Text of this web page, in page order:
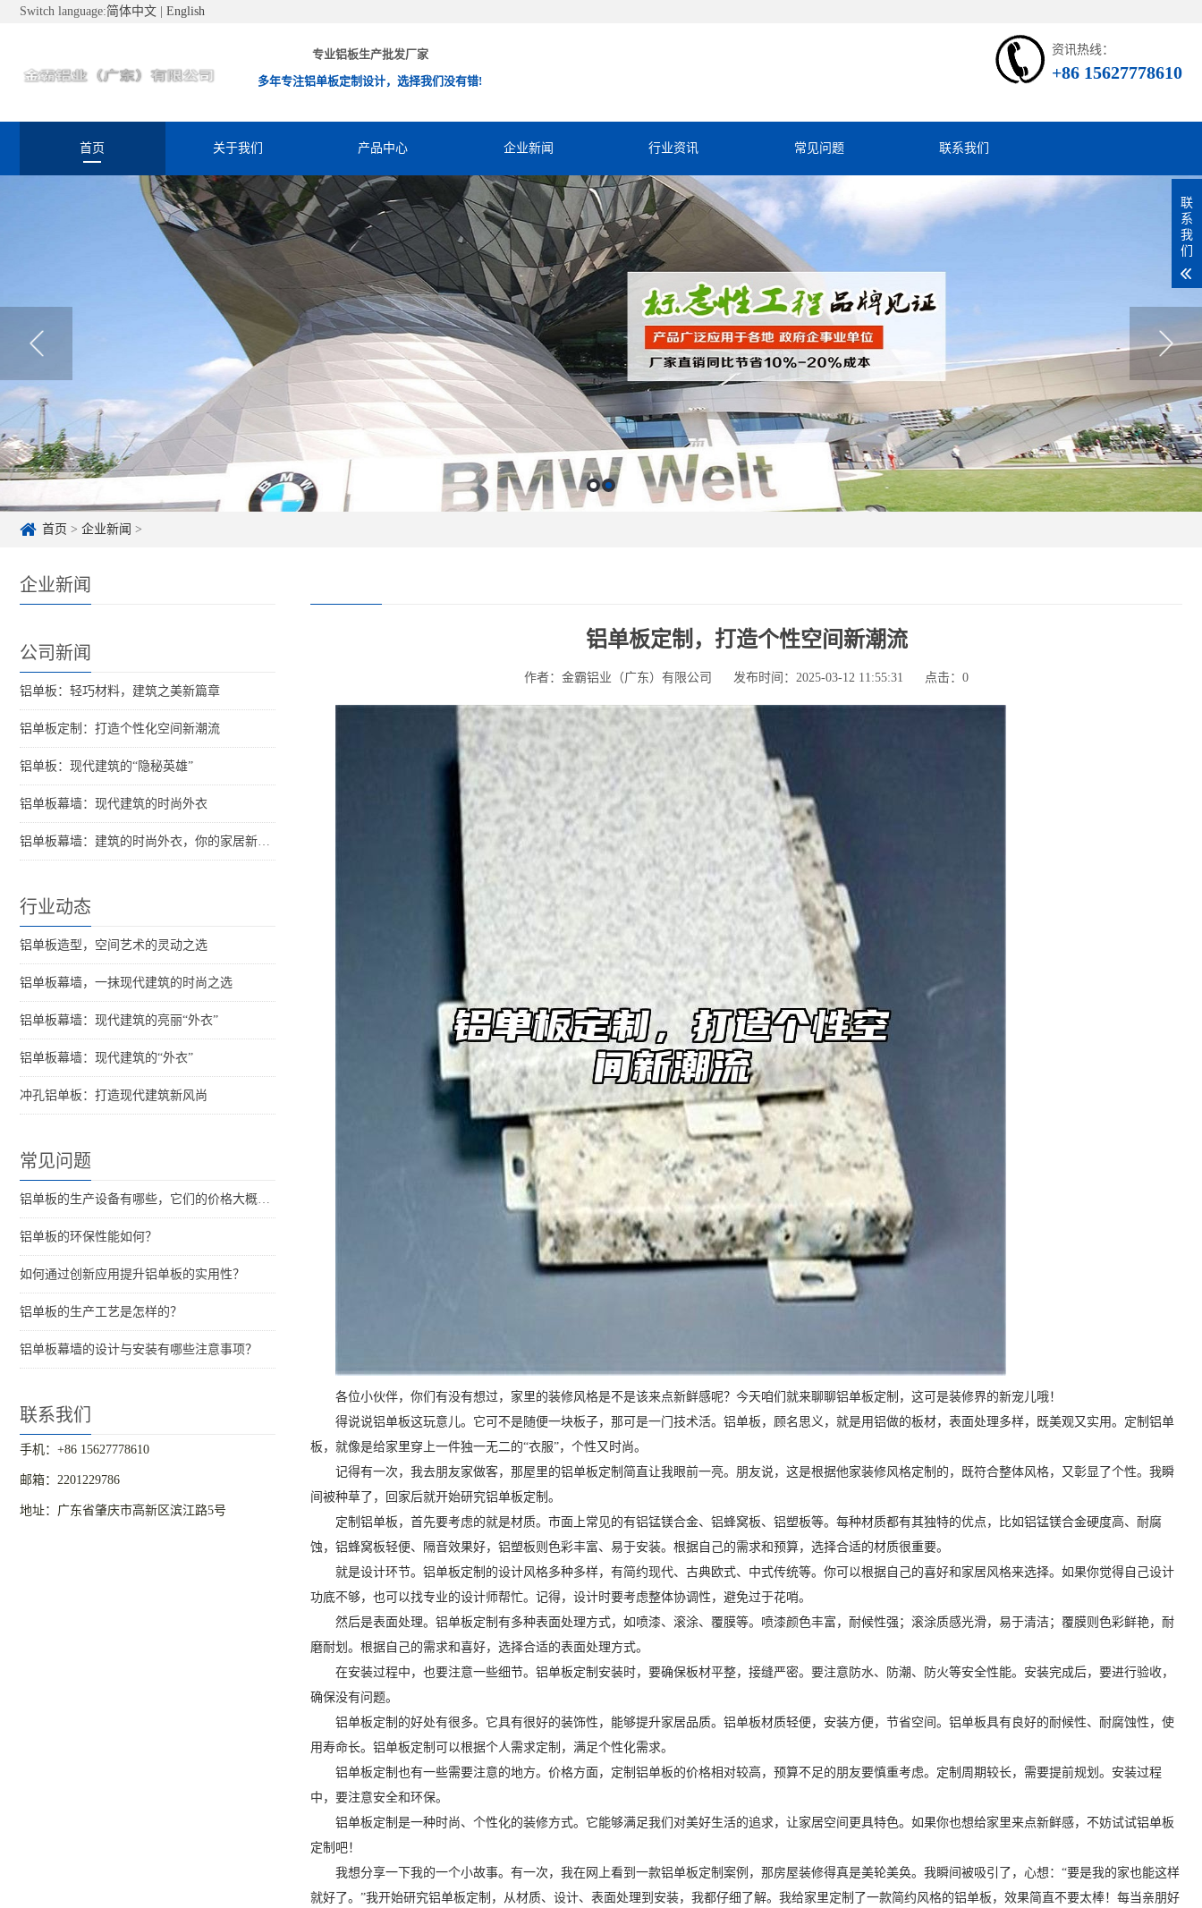
Switch language:简体中文 English
专业铝板生产批发厂家
多年专注铝单板定制设计，选择我们没有错!
资讯热线：
+86 15627778610
首页 关于我们 产品中心 企业新闻 行业资讯 常见问题 联系我们
首页 > 企业新闻 >
企业新闻
公司新闻
铝单板：轻巧材料，建筑之美新篇章
铝单板定制：打造个性化空间新潮流
铝单板：现代建筑的“隐秘英雄”
铝单板幕墙：现代建筑的时尚外衣
铝单板幕墙：建筑的时尚外衣，你的家居新选择？
行业动态
铝单板造型，空间艺术的灵动之选
铝单板幕墙，一抹现代建筑的时尚之选
铝单板幕墙：现代建筑的亮丽“外衣”
铝单板幕墙：现代建筑的“外衣”
冲孔铝单板：打造现代建筑新风尚
常见问题
铝单板的生产设备有哪些，它们的价格大概是多少？
铝单板的环保性能如何？
如何通过创新应用提升铝单板的实用性？
铝单板的生产工艺是怎样的？
铝单板幕墙的设计与安装有哪些注意事项？
联系我们
手机：+86 15627778610
邮箱：2201229786
地址：广东省肇庆市高新区滨江路5号
铝单板定制，打造个性空间新潮流
作者：金霸铝业（广东）有限公司 发布时间：2025-03-12 11:55:31 点击： 0
各位小伙伴，你们有没有想过，家里的装修风格是不是该来点新鲜感呢？今天咱们就来聊聊铝单板定制，这可是装修界的新宠儿哦！
得说说铝单板这玩意儿。它可不是随便一块板子，那可是一门技术活。铝单板，顾名思义，就是用铝做的板材，表面处理多样，既美观又实用。定制铝单
板，就像是给家里穿上一件独一无二的“衣服”，个性又时尚。
记得有一次，我去朋友家做客，那屋里的铝单板定制简直让我眼前一亮。朋友说，这是根据他家装修风格定制的，既符合整体风格，又彰显了个性。我瞬
间被种草了，回家后就开始研究铝单板定制。
定制铝单板，首先要考虑的就是材质。市面上常见的有铝锰镁合金、铝蜂窝板、铝塑板等。每种材质都有其独特的优点，比如铝锰镁合金硬度高、耐腐
蚀，铝蜂窝板轻便、隔音效果好，铝塑板则色彩丰富、易于安装。根据自己的需求和预算，选择合适的材质很重要。
就是设计环节。铝单板定制的设计风格多种多样，有简约现代、古典欧式、中式传统等。你可以根据自己的喜好和家居风格来选择。如果你觉得自己设计
功底不够，也可以找专业的设计师帮忙。记得，设计时要考虑整体协调性，避免过于花哨。
然后是表面处理。铝单板定制有多种表面处理方式，如喷漆、滚涂、覆膜等。喷漆颜色丰富，耐候性强；滚涂质感光滑，易于清洁；覆膜则色彩鲜艳，耐
磨耐划。根据自己的需求和喜好，选择合适的表面处理方式。
在安装过程中，也要注意一些细节。铝单板定制安装时，要确保板材平整，接缝严密。要注意防水、防潮、防火等安全性能。安装完成后，要进行验收，
确保没有问题。
铝单板定制的好处有很多。它具有很好的装饰性，能够提升家居品质。铝单板材质轻便，安装方便，节省空间。铝单板具有良好的耐候性、耐腐蚀性，使
用寿命长。铝单板定制可以根据个人需求定制，满足个性化需求。
铝单板定制也有一些需要注意的地方。价格方面，定制铝单板的价格相对较高，预算不足的朋友要慎重考虑。定制周期较长，需要提前规划。安装过程
中，要注意安全和环保。
铝单板定制是一种时尚、个性化的装修方式。它能够满足我们对美好生活的追求，让家居空间更具特色。如果你也想给家里来点新鲜感，不妨试试铝单板
定制吧！
我想分享一下我的一个小故事。有一次，我在网上看到一款铝单板定制案例，那房屋装修得真是美轮美奂。我瞬间被吸引了，心想：“要是我的家也能这样
就好了。”我开始研究铝单板定制，从材质、设计、表面处理到安装，我都仔细了解。我给家里定制了一款简约风格的铝单板，效果简直不要太棒！每当亲朋好
联
系
我
们